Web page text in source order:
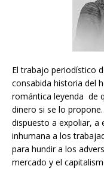
El trabajo periodístico
consabida historia del
romántica leyenda de
dinero si se lo
dispuesto a expoliar,
inhumana a los
para hundir a los
mercado y el